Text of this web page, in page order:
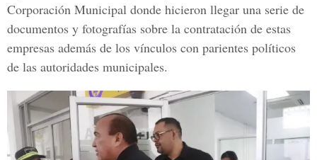
Corporación Municipal donde hicieron llegar una serie de
documentos y fotografías sobre la contratación de estas
empresas además de los vínculos con parientes políticos
de las autoridades municipales.